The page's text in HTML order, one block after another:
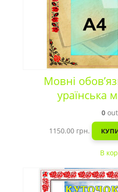
Мовні
ураїнська
0out
1150.00 грн.
В